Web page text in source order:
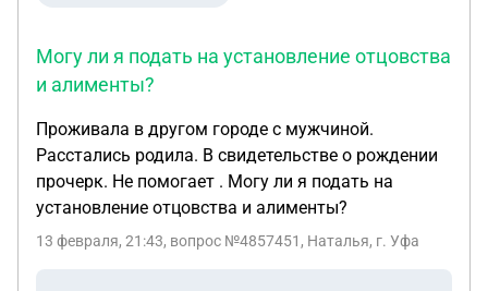
Могу ли я подать на установление отцовства
и алименты?
Проживала в другом городе с мужчиной.
Расстались родила. В свидетельстве о рождении
прочерк. Не помогает . Могу ли я подать на
установление отцовства и алименты?
13 февраля, 21:43, вопрос №4857451, Наталья, г. Уфа